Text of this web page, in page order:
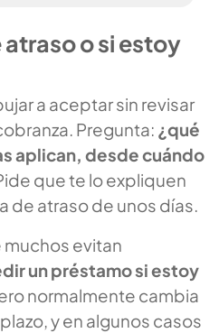
atraso o si estoy
a aceptar sin revisar
Pregunta: ¿qué
aplican, desde cuándo
que te lo expliquen
de atraso de unos días.
muchos evitan
un préstamo si estoy
normalmente cambia
y en algunos casos